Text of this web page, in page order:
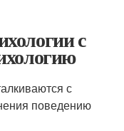
с
с
поведению